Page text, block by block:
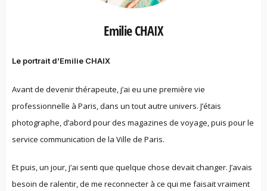
Emilie CHAIX
Le portrait d’Emilie CHAIX
Avant de devenir thérapeute, j’ai eu une première vie
professionnelle à Paris, dans un tout autre univers. J’étais
photographe, d’abord pour des magazines de voyage, puis pour le
service communication de la Ville de Paris.
Et puis, un jour, j’ai senti que quelque chose devait changer. J’avais
besoin de ralentir, de me reconnecter à ce qui me faisait vraiment